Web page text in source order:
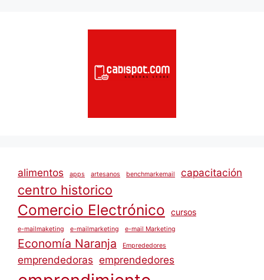
alimentos apps artesanos benchmarkemail capacitación
centro historico
Comercio Electrónico cursos
e-mailmaketing e-mailmarketing e-mail Marketing
Economía Naranja Emprededores
emprendedoras emprendedores